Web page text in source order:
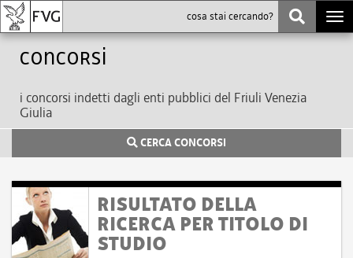
Concorsi
i concorsi indetti dagli enti pubblici del Friuli Venezia
Giulia
CERCA CONCORSI
RISULTATO DELLA
RICERCA PER TITOLO DI
STUDIO